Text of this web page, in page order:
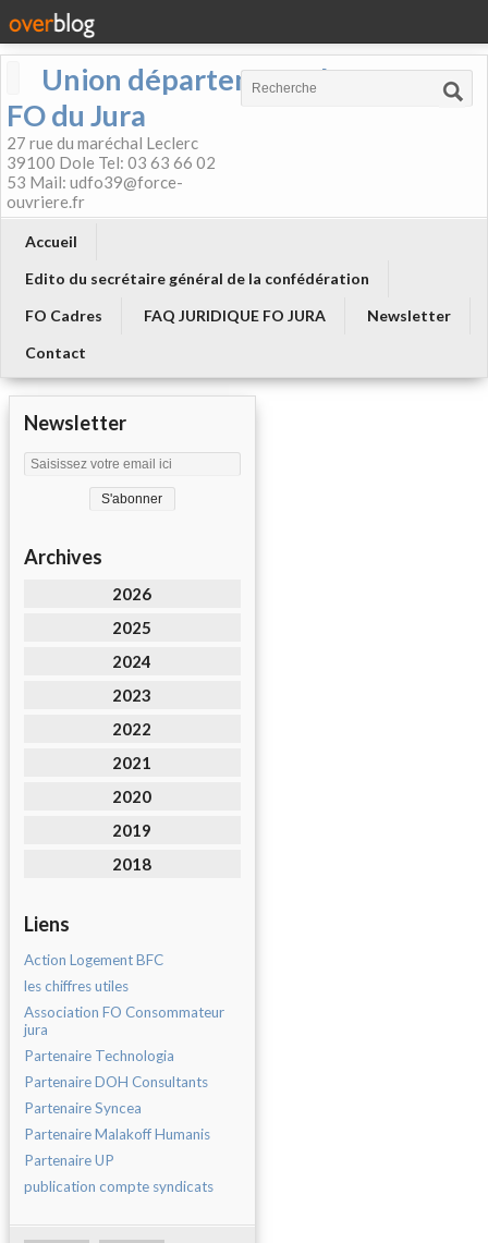
Union départementale
FO du Jura
27 rue du maréchal Leclerc
39100 Dole Tel: 03 63 66 02
53 Mail: udfo39@force-
ouvriere.fr
Accueil
Edito du secrétaire général de la confédération
FO Cadres
FAQ JURIDIQUE FO JURA
Newsletter
Contact
Newsletter
Archives
2026
2025
2024
2023
2022
2021
2020
2019
2018
Liens
Action Logement BFC
les chiffres utiles
Association FO Consommateur
jura
Partenaire Technologia
Partenaire DOH Consultants
Partenaire Syncea
Partenaire Malakoff Humanis
Partenaire UP
publication compte syndicats